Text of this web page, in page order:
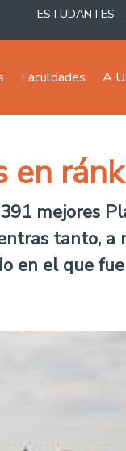
ESTUDANTES
Faculdades A
en
mejores
tanto, a
en el que